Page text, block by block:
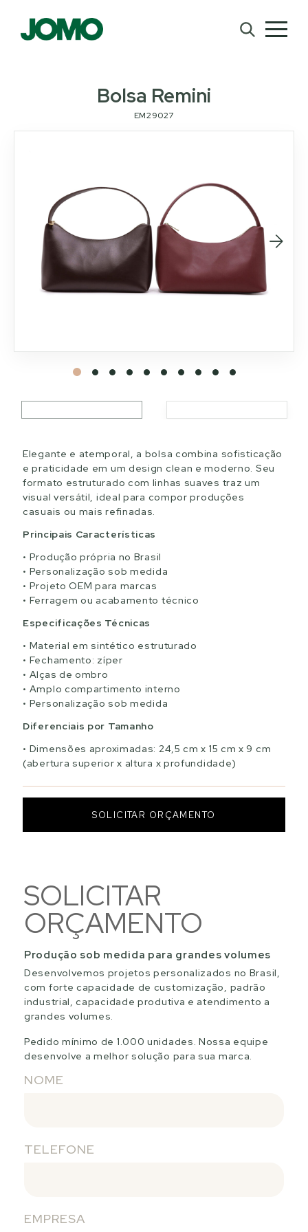
Bolsa Remini
EM29027
Elegante e atemporal, a bolsa combina sofisticação
e praticidade em um design clean e moderno. Seu
formato estruturado com linhas suaves traz um
visual versátil, ideal para compor produções
casuais ou mais refinadas.
Principais Características
Produção própria no Brasil
Personalização sob medida
Projeto OEM para marcas
Ferragem ou acabamento técnico
Especificações Técnicas
Material em sintético estruturado
Fechamento: zíper
Alças de ombro
Amplo compartimento interno
Personalização sob medida
Diferenciais por Tamanho
Dimensões aproximadas: 24,5 cm x 15 cm x 9 cm
(abertura superior x altura x profundidade)
SOLICITAR ORÇAMENTO
SOLICITAR
ORÇAMENTO
Produção sob medida para grandes volumes
Desenvolvemos projetos personalizados no Brasil,
com forte capacidade de customização, padrão
industrial, capacidade produtiva e atendimento a
grandes volumes.
Pedido mínimo de 1.000 unidades. Nossa equipe
desenvolve a melhor solução para sua marca.
NOME
TELEFONE
EMPRESA